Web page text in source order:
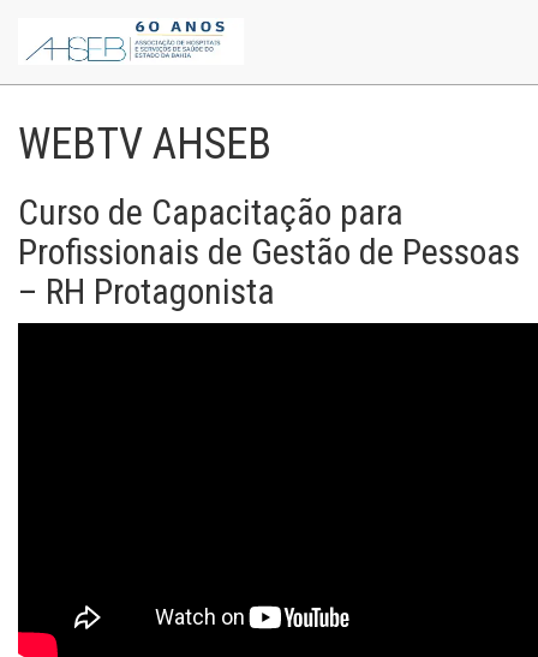
WEBTV AHSEB
Curso de Capacitação para
Profissionais de Gestão de Pessoas
– RH Protagonista